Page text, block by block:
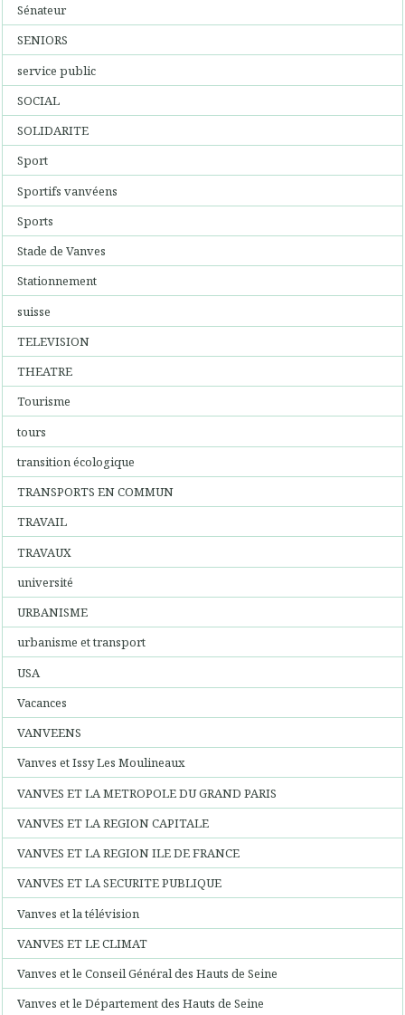
Sénateur
SENIORS
service public
SOCIAL
SOLIDARITE
Sport
Sportifs vanvéens
Sports
Stade de Vanves
Stationnement
suisse
TELEVISION
THEATRE
Tourisme
tours
transition écologique
TRANSPORTS EN COMMUN
TRAVAIL
TRAVAUX
université
URBANISME
urbanisme et transport
USA
Vacances
VANVEENS
Vanves et Issy Les Moulineaux
VANVES ET LA METROPOLE DU GRAND PARIS
VANVES ET LA REGION CAPITALE
VANVES ET LA REGION ILE DE FRANCE
VANVES ET LA SECURITE PUBLIQUE
Vanves et la télévision
VANVES ET LE CLIMAT
Vanves et le Conseil Général des Hauts de Seine
Vanves et le Département des Hauts de Seine